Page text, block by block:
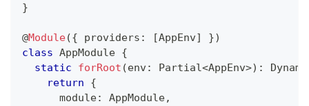
}
@Module({ providers : [AppEnv] })
class AppModule {
static
forRoot (env: Partial<AppEnv>) :
return
{
      module
: AppModule,